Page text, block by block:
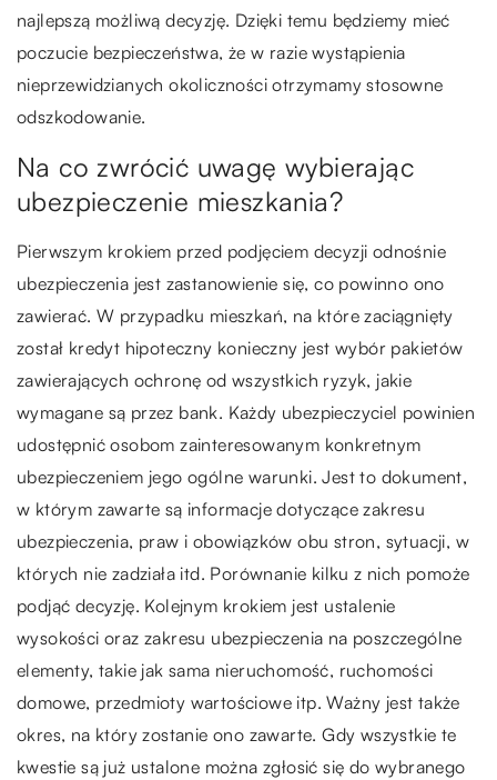
najlepszą możliwą decyzję. Dzięki temu będziemy mieć
poczucie bezpieczeństwa, że w razie wystąpienia
nieprzewidzianych okoliczności otrzymamy stosowne
odszkodowanie.
Na co zwrócić uwagę wybierając
ubezpieczenie mieszkania?
Pierwszym krokiem przed podjęciem decyzji odnośnie
ubezpieczenia jest zastanowienie się, co powinno ono
zawierać. W przypadku mieszkań, na które zaciągnięty
został kredyt hipoteczny konieczny jest wybór pakietów
zawierających ochronę od wszystkich ryzyk, jakie
wymagane są przez bank. Każdy ubezpieczyciel powinien
udostępnić osobom zainteresowanym konkretnym
ubezpieczeniem jego ogólne warunki. Jest to dokument,
w którym zawarte są informacje dotyczące zakresu
ubezpieczenia, praw i obowiązków obu stron, sytuacji, w
których nie zadziała itd. Porównanie kilku z nich pomoże
podjąć decyzję. Kolejnym krokiem jest ustalenie
wysokości oraz zakresu ubezpieczenia na poszczególne
elementy, takie jak sama nieruchomość, ruchomości
domowe, przedmioty wartościowe itp. Ważny jest także
okres, na który zostanie ono zawarte. Gdy wszystkie te
kwestie są już ustalone można zgłosić się do wybranego